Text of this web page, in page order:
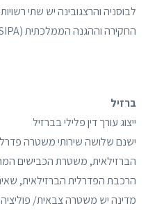
לבוסניה והרצגובינה יש שתי
החקירה וההגנה הממלכתית (SIPA) ושירות הגבולות של המדינה.
ברזיל
ייצוג עורך דין פלילי בברזיל
ישנם שלושה שירותי משטרה
הברזילאית, משטרת הכבישים
הרכבת הפדרלית הברזילאית,
מדינה יש משטרה צבאית/